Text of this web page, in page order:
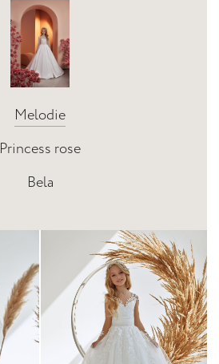
Melodie
Princess rose
Bela